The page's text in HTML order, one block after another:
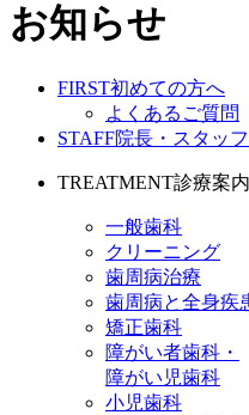
お知らせ
FIRST初めての方へ
よくあるご質問
STAFF院長・スタッ
TREATMENT診療案内
一般歯科
クリーニング
歯周病治療
歯周病と全身疾
矯正歯科
障がい者歯科・
障がい児歯科
小児歯科